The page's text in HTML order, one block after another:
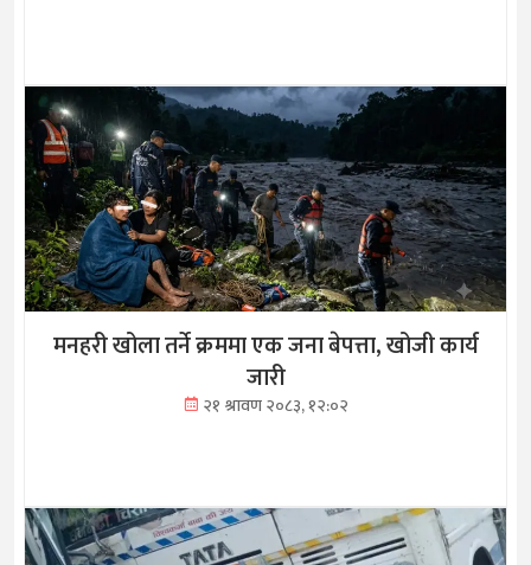
मनहरी खोला तर्ने क्रममा एक जना बेपत्ता, खोजी कार्य
जारी
२१ श्रावण २०८३, १२:०२